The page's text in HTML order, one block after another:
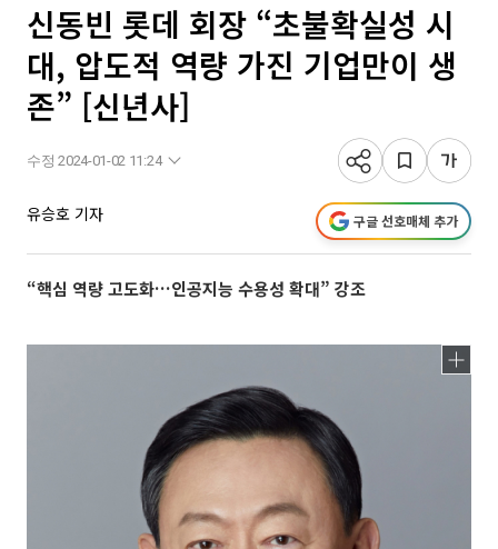
신동빈 롯데 회장 “초불확실성 시
대, 압도적 역량 가진 기업만이 생
존” [신년사]
수정 2024-01-02 11:24
유승호 기자 구글 선호매체 추가
“핵심 역량 고도화…인공지능 수용성 확대” 강조